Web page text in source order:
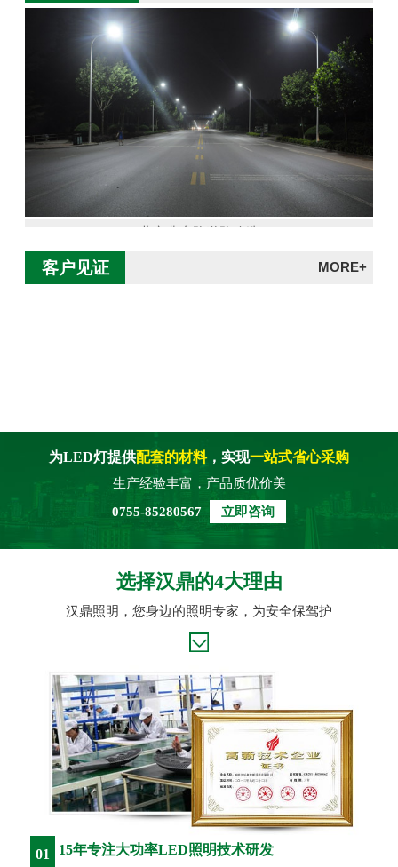
北京燕东路道路改造
客户见证 MORE+
为LED灯提供配套的材料，实现一站式省心采购
生产经验丰富，产品质优价美
0755-85280567
立即咨询
选择汉鼎的4大理由
汉鼎照明，您身边的照明专家，为安全保驾护
01 15年专注大功率LED照明技术研发